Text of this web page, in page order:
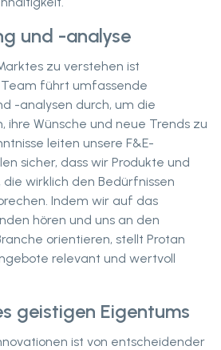
und -analyse
zu verstehen ist
führt umfassende
-analysen durch, um die
ihre Wünsche und neue Trends zu
leiten unsere F&E-
sicher, dass wir Produkte und
wirklich den Bedürfnissen
Indem wir auf das
hören und uns an den
orientieren, stellt Protan
relevant und wertvoll
geistigen Eigentums
ist von entscheidender